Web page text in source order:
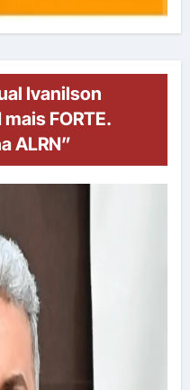
Ivanilson
FORTE.
ALRN”